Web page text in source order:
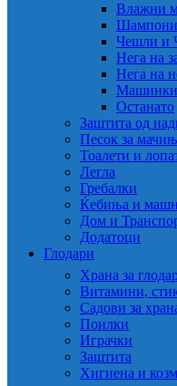
Влажни
Шампони
Чешли и
Нега на
Нега на
Останато
Заштита од
Песок за
Тоалети и
Легла
Гребалки
Ќебиња и
Дом и
Додатоци
Глодари
Храна за
Витамини,
Садови за
Поилки
Играчки
Заштита
Хигиена и